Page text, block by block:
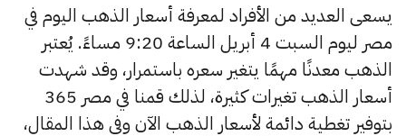
يسعى العديد من الأفراد لمعرفة أسعار الذهب اليوم في
مصر ليوم السبت 4 أبريل الساعة 9:20 مساءً. يُعتبر
الذهب معدنًا مهمًا يتغير سعره باستمرار، وقد شهدت
أسعار الذهب تغيرات كثيرة، لذلك قمنا في مصر 365
بتوفير تغطية دائمة لأسعار الذهب الآن وفي هذا المقال،